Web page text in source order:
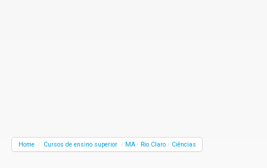
Home / Cursos de ensino superior / MA / Rio Claro / Ciências